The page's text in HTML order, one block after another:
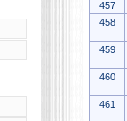
457
458
459
460
461